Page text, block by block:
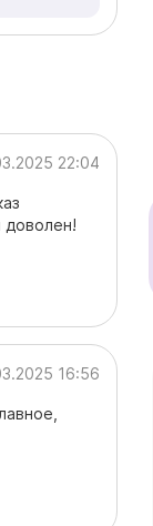
22:04
доволен!
16:56